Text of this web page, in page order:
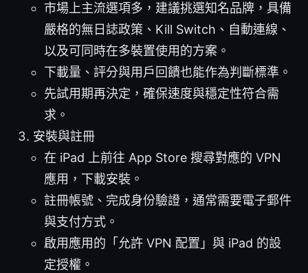
市場上主流選項多，建議挑選知名品牌，具備
嚴格的無日誌政策、Kill Switch、自動連線、
以及可同時在多裝置使用的方案。
下載量、評分與用戶回饋也能作為判斷標準。
先試用期再決定，確保速度與穩定性符合需
求。
安裝與註冊
在 iPad 上前往 App Store 搜尋對應的 VPN
應用，下載安裝。
註冊帳號、完成身份驗證，通常需要電子郵件
與支付方式。
啟用應用的「允許 VPN 配置」與 iPad 的設
定授權。